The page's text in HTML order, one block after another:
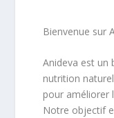
Bienvenue sur
Anideva est un
nutrition
pour améliorer
Notre objectif